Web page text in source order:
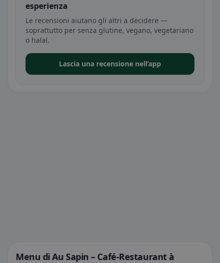
esperienza
Le recensioni aiutano gli altri a decidere —
soprattutto per senza glutine, vegano, vegetariano
o halal.
Lascia una recensione nell’app
Menu di Au Sapin – Café-Restaurant à